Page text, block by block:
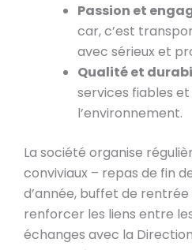
Passion et
car, c’est
avec sérieux et
Qualité et
services fiables
l’environnement.
La société organise
conviviaux – repas de fin
d’année, buffet de
renforcer les liens entre
échanges avec la